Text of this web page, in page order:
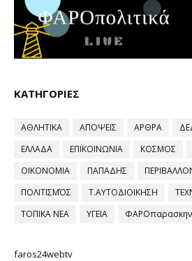
ΚΑΤΗΓΟΡΙΕΣ
ΑΘΛΗΤΙΚΑ ΑΠΟΨΕΙΣ ΑΡΘΡΑ
ΕΛΛΑΔΑ
ΕΠΙΚΟΙΝΩΝΙΑ ΚΟΣΜΟΣ
ΟΙΚΟΝΟΜΙΑ
ΠΑΠΑΔΗΣ
ΠΟΛΙΤΙΣΜΌΣ
Τ.ΑΥΤΟΔΙΟΙΚΗΣΗ
ΤΟΠΙΚΑ ΝΕΑ
ΥΓΕΙΑ
faros24webtv